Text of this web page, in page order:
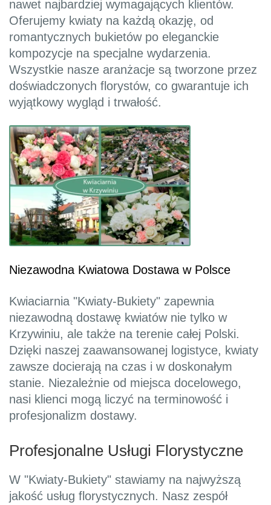
nawet najbardziej wymagających klientów.
Oferujemy kwiaty na każdą okazję, od
romantycznych bukietów po eleganckie
kompozycje na specjalne wydarzenia.
Wszystkie nasze aranżacje są tworzone przez
doświadczonych florystów, co gwarantuje ich
wyjątkowy wygląd i trwałość.
Niezawodna Kwiatowa Dostawa w Polsce
Kwiaciarnia "Kwiaty-Bukiety" zapewnia
niezawodną dostawę kwiatów nie tylko w
Krzywiniu, ale także na terenie całej Polski.
Dzięki naszej zaawansowanej logistyce, kwiaty
zawsze docierają na czas i w doskonałym
stanie. Niezależnie od miejsca docelowego,
nasi klienci mogą liczyć na terminowość i
profesjonalizm dostawy.
Profesjonalne Usługi Florystyczne
W "Kwiaty-Bukiety" stawiamy na najwyższą
jakość usług florystycznych. Nasz zespół